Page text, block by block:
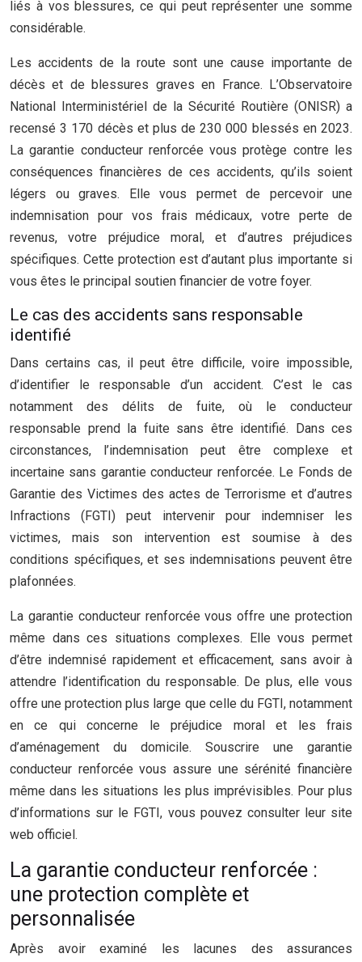
liés à vos blessures, ce qui peut représenter une somme
considérable.
Les accidents de la route sont une cause importante de
décès et de blessures graves en France. L’Observatoire
National Interministériel de la Sécurité Routière (ONISR) a
recensé 3 170 décès et plus de 230 000 blessés en 2023.
La garantie conducteur renforcée vous protège contre les
conséquences financières de ces accidents, qu’ils soient
légers ou graves. Elle vous permet de percevoir une
indemnisation pour vos frais médicaux, votre perte de
revenus, votre préjudice moral, et d’autres préjudices
spécifiques. Cette protection est d’autant plus importante si
vous êtes le principal soutien financier de votre foyer.
Le cas des accidents sans responsable
identifié
Dans certains cas, il peut être difficile, voire impossible,
d’identifier le responsable d’un accident. C’est le cas
notamment des délits de fuite, où le conducteur
responsable prend la fuite sans être identifié. Dans ces
circonstances, l’indemnisation peut être complexe et
incertaine sans garantie conducteur renforcée. Le Fonds de
Garantie des Victimes des actes de Terrorisme et d’autres
Infractions (FGTI) peut intervenir pour indemniser les
victimes, mais son intervention est soumise à des
conditions spécifiques, et ses indemnisations peuvent être
plafonnées.
La garantie conducteur renforcée vous offre une protection
même dans ces situations complexes. Elle vous permet
d’être indemnisé rapidement et efficacement, sans avoir à
attendre l’identification du responsable. De plus, elle vous
offre une protection plus large que celle du FGTI, notamment
en ce qui concerne le préjudice moral et les frais
d’aménagement du domicile. Souscrire une garantie
conducteur renforcée vous assure une sérénité financière
même dans les situations les plus imprévisibles. Pour plus
d’informations sur le FGTI, vous pouvez consulter leur site
web officiel.
La garantie conducteur renforcée :
une protection complète et
personnalisée
Après avoir examiné les lacunes des assurances